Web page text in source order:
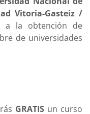
Vitoria-Gasteiz /
a la obtención de
de universidades
GRATIS un curso